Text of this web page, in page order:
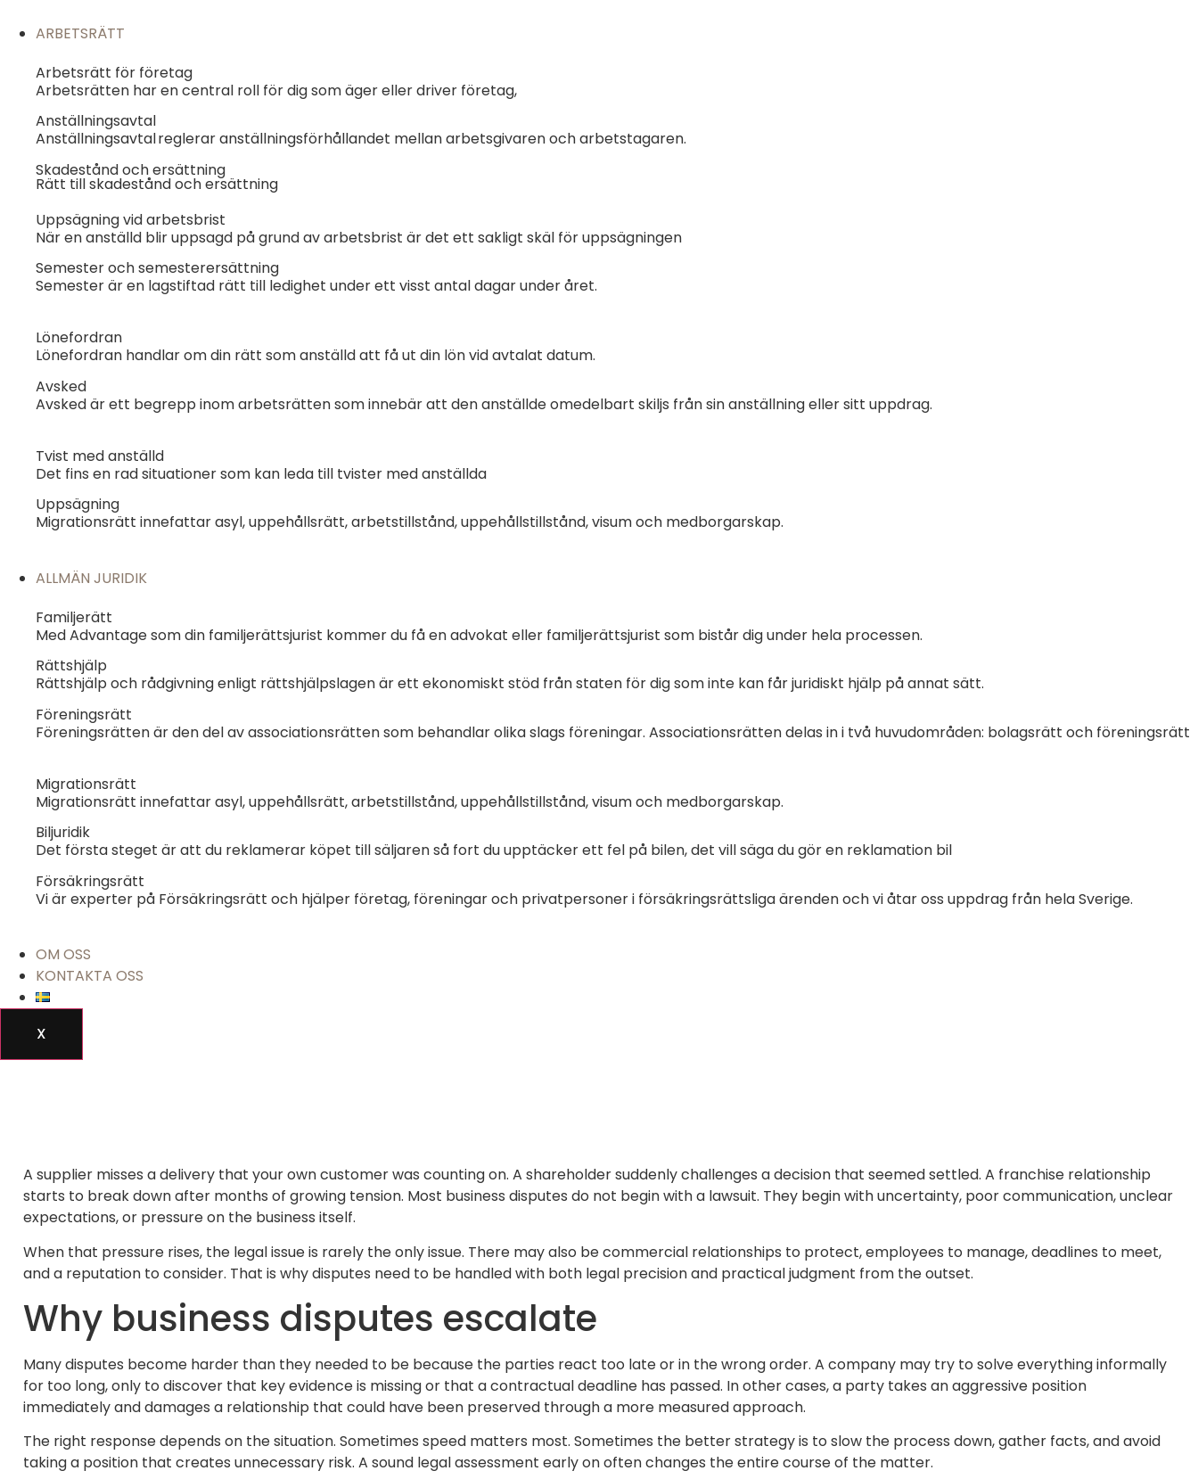
ARBETSRÄTT
Arbetsrätt för företag
Arbetsrätten har en central roll för dig som äger eller driver företag,
Anställningsavtal
Anställningsavtal reglerar anställningsförhållandet mellan arbetsgivaren och arbetstagaren.
Skadestånd och ersättning
Rätt till skadestånd och ersättning
Uppsägning vid arbetsbrist
När en anställd blir uppsagd på grund av arbetsbrist är det ett sakligt skäl för uppsägningen
Semester och semesterersättning
Semester är en lagstiftad rätt till ledighet under ett visst antal dagar under året.
Lönefordran
Lönefordran handlar om din rätt som anställd att få ut din lön vid avtalat datum.
Avsked
Avsked är ett begrepp inom arbetsrätten som innebär att den anställde omedelbart skiljs från sin anställning eller sitt uppdrag.
Tvist med anställd
Det fins en rad situationer som kan leda till tvister med anställda
Uppsägning
Migrationsrätt innefattar asyl, uppehållsrätt, arbetstillstånd, uppehållstillstånd, visum och medborgarskap.
ALLMÄN JURIDIK
Familjerätt
Med Advantage som din familjerättsjurist kommer du få en advokat eller familjerättsjurist som bistår dig under hela processen.
Rättshjälp
Rättshjälp och rådgivning enligt rättshjälpslagen är ett ekonomiskt stöd från staten för dig som inte kan får juridiskt hjälp på annat sätt.
Föreningsrätt
Föreningsrätten är den del av associationsrätten som behandlar olika slags föreningar. Associationsrätten delas in i två huvudområden: bolagsrätt och föreningsrätt
Migrationsrätt
Migrationsrätt innefattar asyl, uppehållsrätt, arbetstillstånd, uppehållstillstånd, visum och medborgarskap.
Biljuridik
Det första steget är att du reklamerar köpet till säljaren så fort du upptäcker ett fel på bilen,det vill säga du gör en reklamation bil
Försäkringsrätt
Vi är experter på Försäkringsrätt och hjälper företag, föreningaroch privatpersoner i försäkringsrättsliga ärenden ochviåtar oss uppdrag från hela Sverige.
OM OSS
KONTAKTA OSS
X
A supplier misses a delivery that your own customer was counting on. A shareholder suddenly challenges a decision that seemed settled. A franchise relationship
starts to break down after months of growing tension. Most business disputes do not begin with a lawsuit. They begin with uncertainty, poor communication, unclear
expectations, or pressure on the business itself.
When that pressure rises, the legal issue is rarely the only issue. There may also be commercial relationships to protect, employees to manage, deadlines to meet,
and a reputation to consider. That is why disputes need to be handled with both legal precision and practical judgment from the outset.
Why business disputes escalate
Many disputes become harder than they needed to be because the parties react too late or in the wrong order. A company may try to solve everything informally
for too long, only to discover that key evidence is missing or that a contractual deadline has passed. In other cases, a party takes an aggressive position
immediately and damages a relationship that could have been preserved through a more measured approach.
The right response depends on the situation. Sometimes speed matters most. Sometimes the better strategy is to slow the process down, gather facts, and avoid
taking a position that creates unnecessary risk. A sound legal assessment early on often changes the entire course of the matter.